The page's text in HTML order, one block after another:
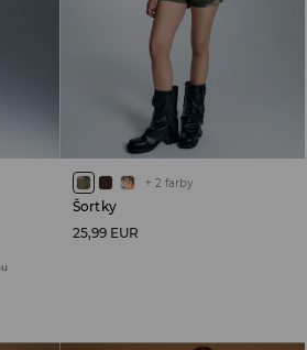
+ 2 farby
Šortky
25,99 EUR